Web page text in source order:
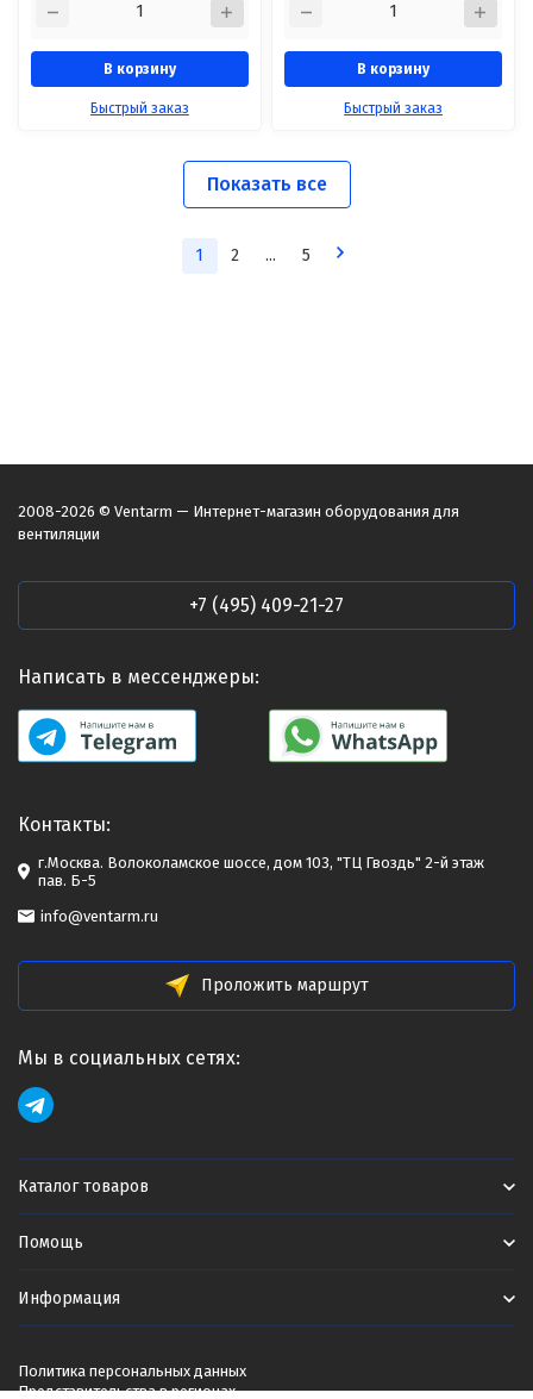
В корзину
Быстрый заказ
В корзину
Быстрый заказ
Показать все
1 2 ... 5
2008-2026 © Ventarm — Интернет-магазин оборудования для
вентиляции
+7 (495) 409-21-27
Написать в мессенджеры:
Контакты:
г.Москва. Волоколамское шоссе, дом 103, "ТЦ Гвоздь" 2-й этаж
пав. Б-5
info@ventarm.ru
Проложить маршрут
Мы в социальных сетях:
Каталог товаров
Помощь
Информация
Политика персональных данных
Представительства в регионах